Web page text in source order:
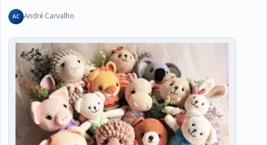
AC André Carvalho